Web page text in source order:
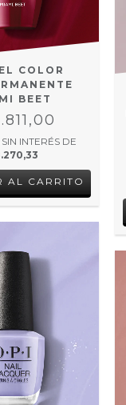
COLOR
BEET
INTERÉS DE